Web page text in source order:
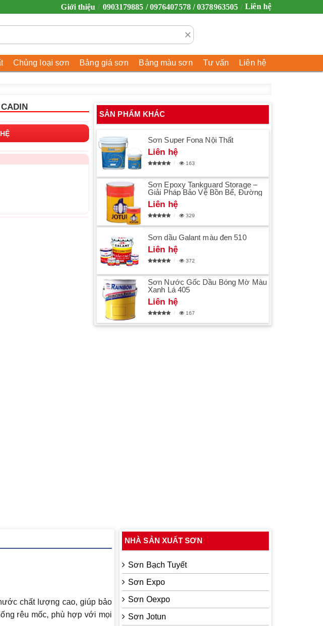
Giới thiệu 0903179885 / 0976407578 / 0378963505 Liên hệ
×
Chủng loại sơn Bảng giá sơn Bảng màu sơn Tư vấn Liên hệ
SẢN PHẨM KHÁC
Sơn Super Fona Nội Thất
Liên hệ
163
Sơn Epoxy Tankguard Storage –
Giải Pháp Bảo Vệ Bồn Bể, Đường
Liên hệ
329
Sơn dầu Galant màu đen 510
Liên hệ
372
Sơn Nước Gốc Dầu Bóng Mờ Màu
Xanh Lá 405
Liên hệ
167
chất lượng cao, giúp bảo
rêu mốc, phù hợp với mọi
NHÀ SẢN XUẤT SƠN
Sơn Bạch Tuyết
Sơn Expo
Sơn Oexpo
Sơn Jotun